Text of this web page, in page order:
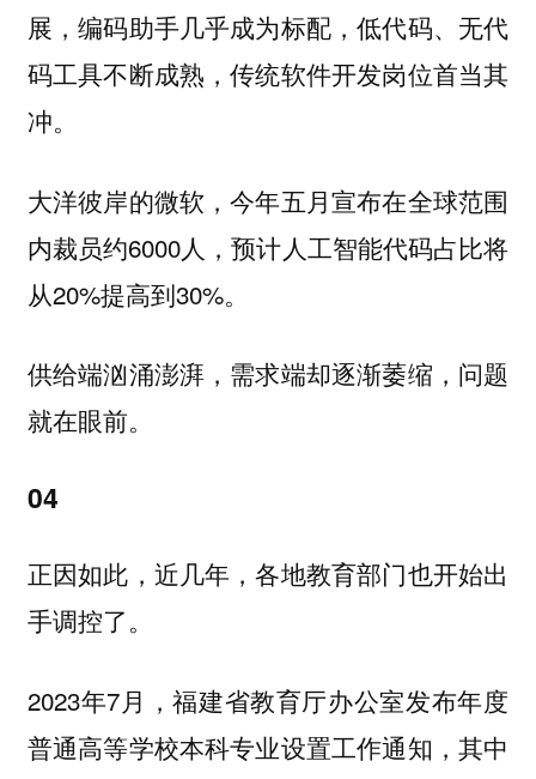
展，编码助手几乎成为标配，低代码、无代
码工具不断成熟，传统软件开发岗位首当其
冲。
大洋彼岸的微软，今年五月宣布在全球范围
内裁员约6000人，预计人工智能代码占比将
从20%提高到30%。
供给端汹涌澎湃，需求端却逐渐萎缩，问题
就在眼前。
04
正因如此，近几年，各地教育部门也开始出
手调控了。
2023年7月，福建省教育厅办公室发布年度
普通高等学校本科专业设置工作通知，其中